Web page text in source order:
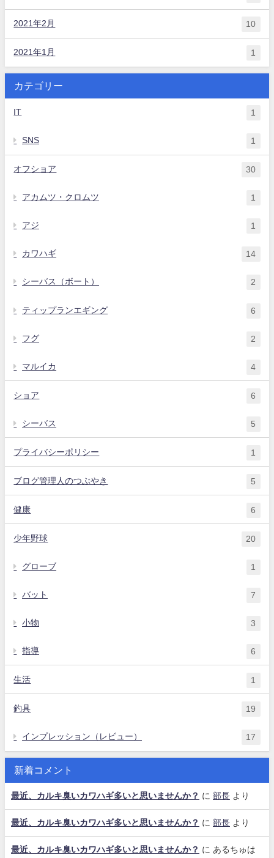
2021年2月 10
2021年1月 1
カテゴリー
IT 1
SNS 1
オフショア 30
アカムツ・クロムツ 1
アジ 1
カワハギ 14
シーバス（ボート） 2
ティップランエギング 6
フグ 2
マルイカ 4
ショア 6
シーバス 5
プライバシーポリシー 1
ブログ管理人のつぶやき 5
健康 6
少年野球 20
グローブ 1
バット 7
小物 3
指導 6
生活 1
釣具 19
インプレッション（レビュー） 17
新着コメント
最近、カルキ臭いカワハギ多いと思いませんか？ に 部長 より
最近、カルキ臭いカワハギ多いと思いませんか？ に 部長 より
最近、カルキ臭いカワハギ多いと思いませんか？ に あるちゅは